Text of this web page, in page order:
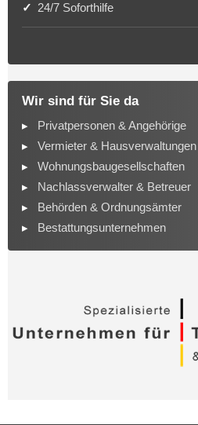
24/7 Soforthilfe
Wir sind für Sie da
Privatpersonen & Angehörige
Vermieter & Hausverwaltungen
Wohnungsbaugesellschaften
Nachlassverwalter & Betreuer
Behörden & Ordnungsämter
Bestattungsunternehmen